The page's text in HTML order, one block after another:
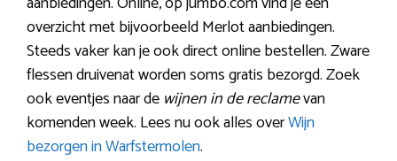
overzicht met bijvoorbeeld Merlot aanbiedingen.
Steeds vaker kan je ook direct online bestellen. Zware
flessen druivenat worden soms gratis bezorgd. Zoek
ook eventjes naar de wijnen in de reclamevan
komenden week. Lees nu ook alles overWijn
bezorgen in Warfstermolen.